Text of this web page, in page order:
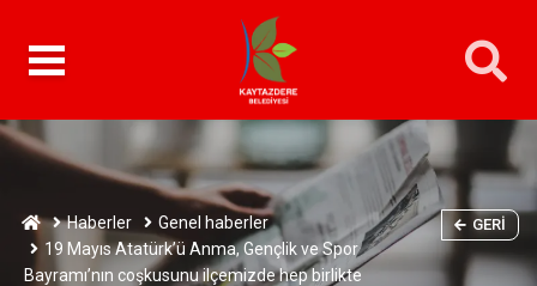
Haberler
Genel haberler
19 Mayıs Atatürk’ü Anma, Gençlik ve Spor
Bayramı’nın coşkusunu ilçemizde hep birlikte
GERI